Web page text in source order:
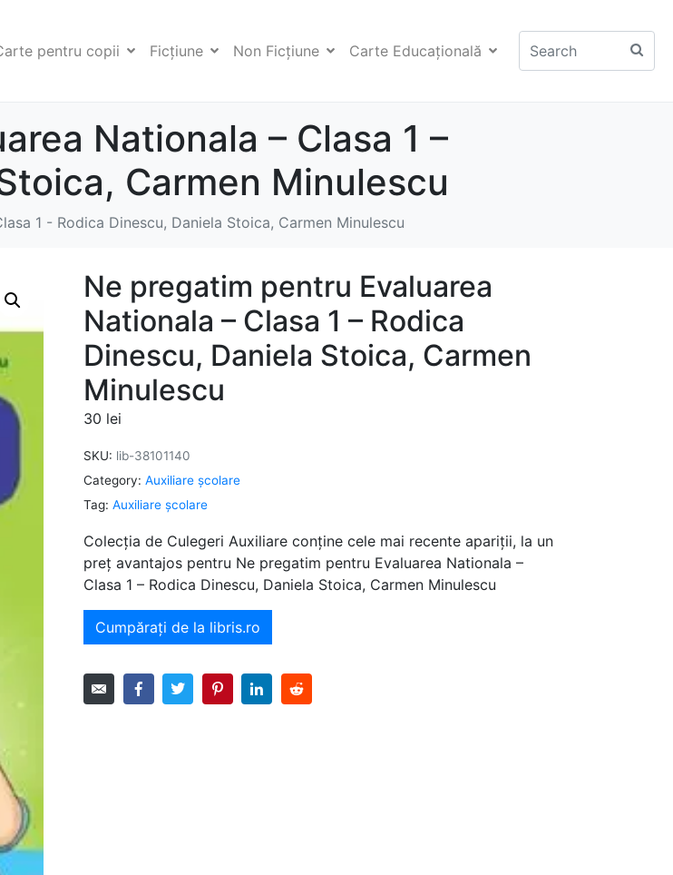
pentru copii Ficţiune Non Ficţiune Carte Educaţională
Nationala – Clasa 1 –
Carmen Minulescu
1 - Rodica Dinescu, Daniela Stoica, Carmen Minulescu
Ne pregatim pentru Evaluarea
Nationala – Clasa 1 – Rodica
Dinescu, Daniela Stoica, Carmen
Minulescu
30 lei
SKU: lib-38101140
Category: Auxiliare şcolare
Tag: Auxiliare şcolare
Colecția de Culegeri Auxiliare conține cele mai recente apariții, la un
preț avantajos pentru Ne pregatim pentru Evaluarea Nationala –
Clasa 1 – Rodica Dinescu, Daniela Stoica, Carmen Minulescu
Cumpărați de la libris.ro